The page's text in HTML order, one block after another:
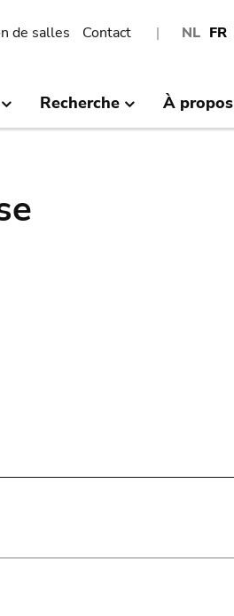
NL FR
de salles Contact
Recherche À propos